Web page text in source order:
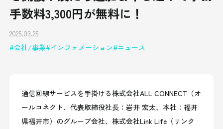
手数料3,300円が無料に！
2025.03.25
会社/事業 インフォメーション ニュース
通信回線サービスを手掛ける株式会社ALL CONNECT（オ
ールコネクト、代表取締役社長：岩井 宏太、本社：福井
県福井市）のグループ会社、株式会社Link Life（リンク